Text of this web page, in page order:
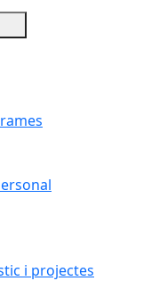
i projectes